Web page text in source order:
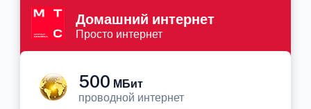
Домашний интернет
Просто интернет
500 МБит
проводной интернет